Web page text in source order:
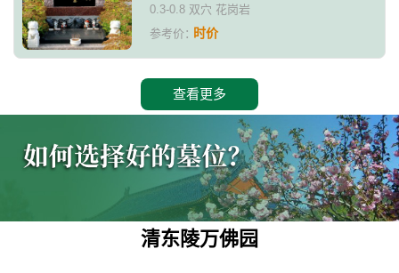
0.3-0.8 双穴 花岗岩
参考价：时价
查看更多
清东陵万佛园